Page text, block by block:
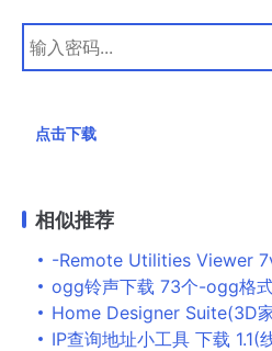
点击下载
相似推荐
-Remote Utilities Viewer
ogg铃声下载 73个-ogg格
Home Designer Suite(3D家居设
IP查询地址小工具 下载 1.1(线查询ip地址的小工具)